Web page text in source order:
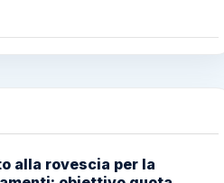
alla rovescia per la